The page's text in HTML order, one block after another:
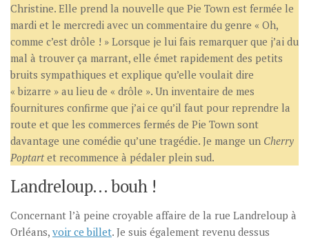
Christine. Elle prend la nouvelle que Pie Town est fermée le
mardi et le mercredi avec un commentaire du genre « Oh,
comme c’est drôle ! » Lorsque je lui fais remarquer que j’ai du
mal à trouver ça marrant, elle émet rapidement des petits
bruits sympathiques et explique qu’elle voulait dire
« bizarre » au lieu de « drôle ». Un inventaire de mes
fournitures confirme que j’ai ce qu’il faut pour reprendre la
route et que les commerces fermés de Pie Town sont
davantage une comédie qu’une tragédie. Je mange un Cherry
Poptart et recommence à pédaler plein sud.
Landreloup… bouh !
Concernant l’à peine croyable affaire de la rue Landreloup à
Orléans, voir ce billet. Je suis également revenu dessus